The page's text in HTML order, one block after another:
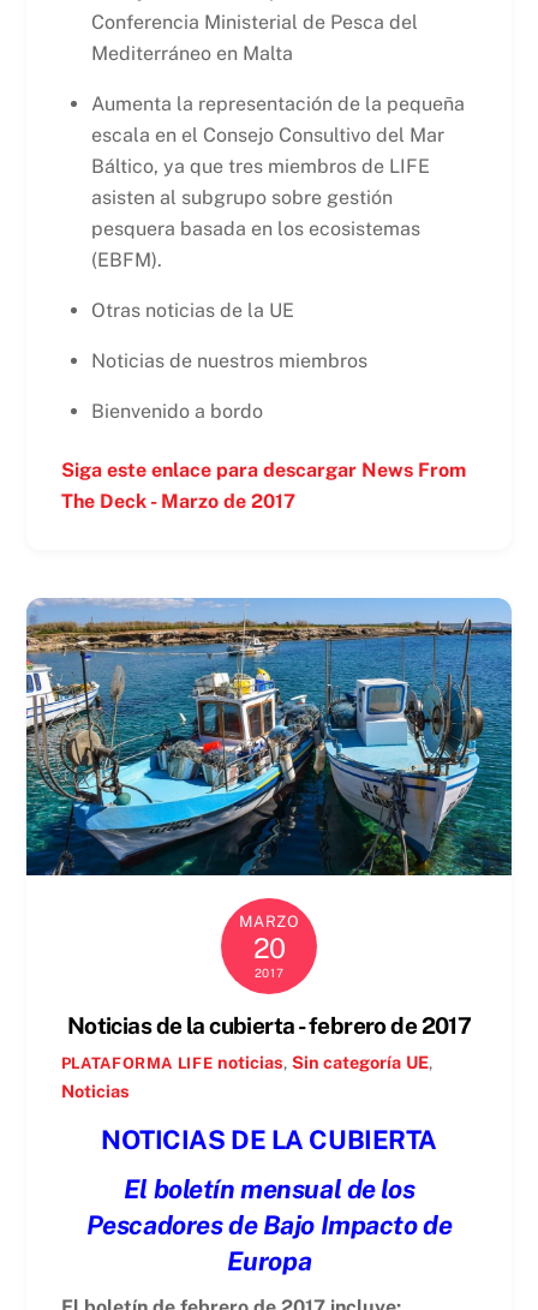
Conferencia Ministerial de Pesca del
Mediterráneo en Malta
Aumenta la representación de la pequeña
escala en el Consejo Consultivo del Mar
Báltico, ya que tres miembros de LIFE
asisten al subgrupo sobre gestión
pesquera basada en los ecosistemas
(EBFM).
Otras noticias de la UE
Noticias de nuestros miembros
Bienvenido a bordo
Siga este enlace para descargar News From
The Deck - Marzo de 2017
MARZO
20
2017
Noticias de la cubierta - febrero de 2017
PLATAFORMA LIFE noticias,Sin categoría UE,
Noticias
NOTICIAS DE LA CUBIERTA
El boletín mensual de los
Pescadores de Bajo Impacto de
Europa